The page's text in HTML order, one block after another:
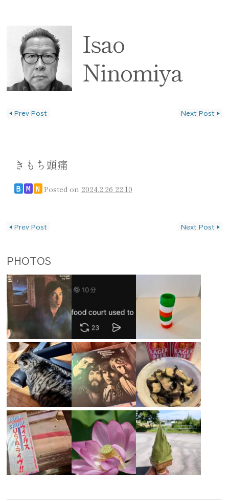
Isao
Ninomiya
◀ Prev Post Next Post ▶
きもち頭痛
B M N Posted on 2024.2.26 22:10
◀ Prev Post Next Post ▶
PHOTOS